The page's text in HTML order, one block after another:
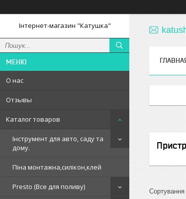
Інтернет-магазин "Катушка"
О нас
Отзывы
Каталог товаров
Інструмент для авто, саду та
дому.
Піна монтажна,силікон,клей
Presto (Все для поливу)